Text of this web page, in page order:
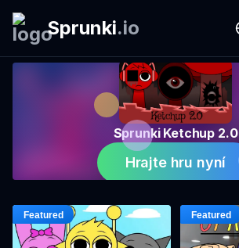
Sprunki.io
Sprunki Ketchup 2.0
Hrajte hru nyní